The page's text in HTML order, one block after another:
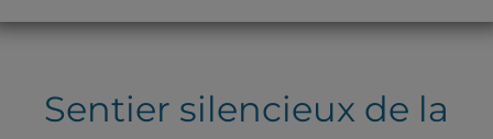
Sentier silencieux de la